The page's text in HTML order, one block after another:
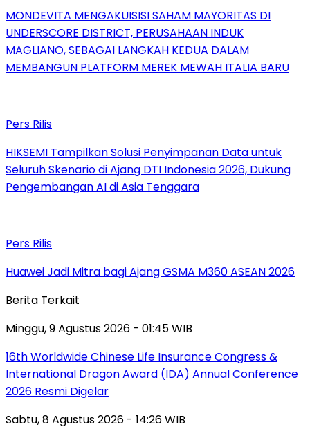
MONDEVITA MENGAKUISISI SAHAM MAYORITAS DI
UNDERSCORE DISTRICT, PERUSAHAAN INDUK
MAGLIANO, SEBAGAI LANGKAH KEDUA DALAM
MEMBANGUN PLATFORM MEREK MEWAH ITALIA BARU
Pers Rilis
HIKSEMI Tampilkan Solusi Penyimpanan Data untuk
Seluruh Skenario di Ajang DTI Indonesia 2026, Dukung
Pengembangan AI di Asia Tenggara
Pers Rilis
Huawei Jadi Mitra bagi Ajang GSMA M360 ASEAN 2026
Berita Terkait
Minggu, 9 Agustus 2026 - 01:45 WIB
16th Worldwide Chinese Life Insurance Congress &
International Dragon Award (IDA) Annual Conference
2026 Resmi Digelar
Sabtu, 8 Agustus 2026 - 14:26 WIB